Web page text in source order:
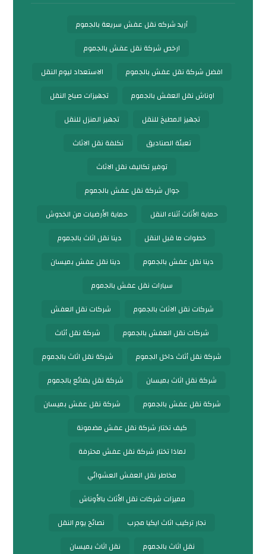
أريد شركه نقل عفش سريعة بالجموم
ارخص شركة نقل عفش بالجموم
افضل شركة نقل عفش بالجموم
الاستعداد ليوم النقل
اوناش نقل العفش بالجموم
تجهيزات صباح النقل
تجهيز المطبخ للنقل
تجهيز المنزل للنقل
تعبئة الصناديق
تكلفة نقل الاثاث
توفير تكاليف نقل الاثاث
جوال شركة نقل عفش بالجموم
حماية الأثاث أثناء النقل
حماية الأرضيات من الخدوش
خطوات ما قبل النقل
دينا نقل اثاث بالجموم
دينا نقل عفش بالجموم
دينا نقل عفش بميسان
سيارات نقل عفش بالجموم
شركات نقل الاثاث بالجموم
شركات نقل العفش
شركات نقل العفش بالجموم
شركة نقل أثاث
شركة نقل أثاث داخل الجموم
شركة نقل اثاث بالجموم
شركة نقل اثاث بميسان
شركة نقل بضائع بالجموم
شركة نقل عفش بالجموم
شركة نقل عفش بميسان
كيف تختار شركة نقل عفش مضمونة
لماذا تختار شركة نقل عفش محترفة
مخاطر نقل العفش العشوائي
مميزات شركات نقل الأثاث بالأوناش
نجار تركيب اثاث ايكيا مجرب
نصائح يوم النقل
نقل اثاث بالجموم
نقل اثاث بميسان